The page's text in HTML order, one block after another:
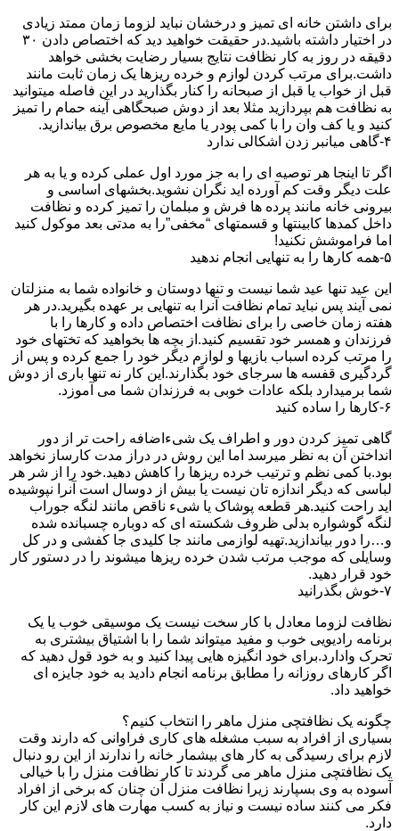
برای داشتن خانه ای تمیز و درخشان نباید لزوما زمان ممتد زیادی
در اختیار داشته باشید.در حقیقت خواهید دید که اختصاص دادن ۳۰
دقیقه در روز به کار نظافت نتایج بسیار رضایت بخشی خواهد
داشت.برای مرتب کردن لوازم و خرده ریزها یک زمان ثابت مانند
قبل از خواب یا قبل از صبحانه را کنار بگذارید در این فاصله میتوانید
به نظافت هم بپردازید مثلا بعد از دوش صبحگاهی آینه حمام را تمیز
کنید و یا کف وان را با کمی پودر یا مایع مخصوص برق بیاندازید.
۴-گاهی میانبر زدن اشکالی ندارد
اگر تا اینجا هر توصیه ای را به جز مورد اول عملی کرده و یا به هر
علت دیگر وقت کم آورده اید نگران نشوید.بخشهای اساسی و
بیرونی خانه مانند پرده ها فرش و مبلمان را تمیز کرده و نظافت
داخل کمدها کابینتها و قسمتهای “مخفی”را به مدتی بعد موکول کنید
اما فراموشش نکنید!
۵-همه کارها را به تنهایی انجام ندهید
این عید تنها عید شما نیست و تنها دوستان و خانواده شما به منزلتان
نمی آیند پس نباید تمام نظافت آنرا به تنهایی بر عهده بگیرید.در هر
هفته زمان خاصی را برای نظافت اختصاص داده و کارها را با
فرزندان و همسر خود تقسیم کنید.از بچه ها بخواهید که تختهای خود
را مرتب کرده اسباب بازیها و لوازم دیگر خود را جمع کرده و پس از
گردگیری قفسه ها سرجای خود بگذارند.این کار نه تنها باری از دوش
شما برمیدارد بلکه عادات خوبی به فرزندان شما می آموزد.
۶-کارها را ساده کنید
گاهی تمیز کردن دور و اطراف یک شیءاضافه راحت تر از دور
انداختن آن به نظر میرسد اما این روش در دراز مدت کارساز نخواهد
بود.با کمی نظم و ترتیب خرده ریزها را کاهش دهید.خود را از شر هر
لباسی که دیگر اندازه تان نیست یا بیش از دوسال است آنرا نپوشیده
اید راحت کنید.هر قطعه پوشاک یا شیء ناقص مانند لنگه جوراب
لنگه گوشواره بدلی ظروف شکسته ای که دوباره چسبانده شده
و…را دور بیاندازید.تهیه لوازمی مانند جا کلیدی جا کفشی و در کل
وسایلی که موجب مرتب شدن خرده ریزها میشوند را در دستور کار
خود قرار دهید.
۷-خوش بگذرانید
نظافت لزوما معادل با کار سخت نیست یک موسیقی خوب یا یک
برنامه رادیویی خوب و مفید میتواند شما را با اشتیاق بیشتری به
تحرک وادارد.برای خود انگیزه هایی پیدا کنید و به خود قول دهید که
اگر کارهای روزانه را مطابق برنامه انجام دادید به خود جایزه ای
خواهید داد.
چگونه یک نظافتچی منزل ماهر را انتخاب کنیم؟
بسیاری از افراد به سبب مشغله های کاری فراوانی که دارند وقت
لازم برای رسیدگی به کار های بیشمار خانه را ندارند از این رو دنبال
یک نظافتچی منزل ماهر می گردند تا کار نظافت منزل را با خیالی
آسوده به وی بسپارند زیرا نظافت منزل آن چنان که برخی از افراد
فکر می کنند ساده نیست و نیاز به کسب مهارت های لازم این کار
دارد.